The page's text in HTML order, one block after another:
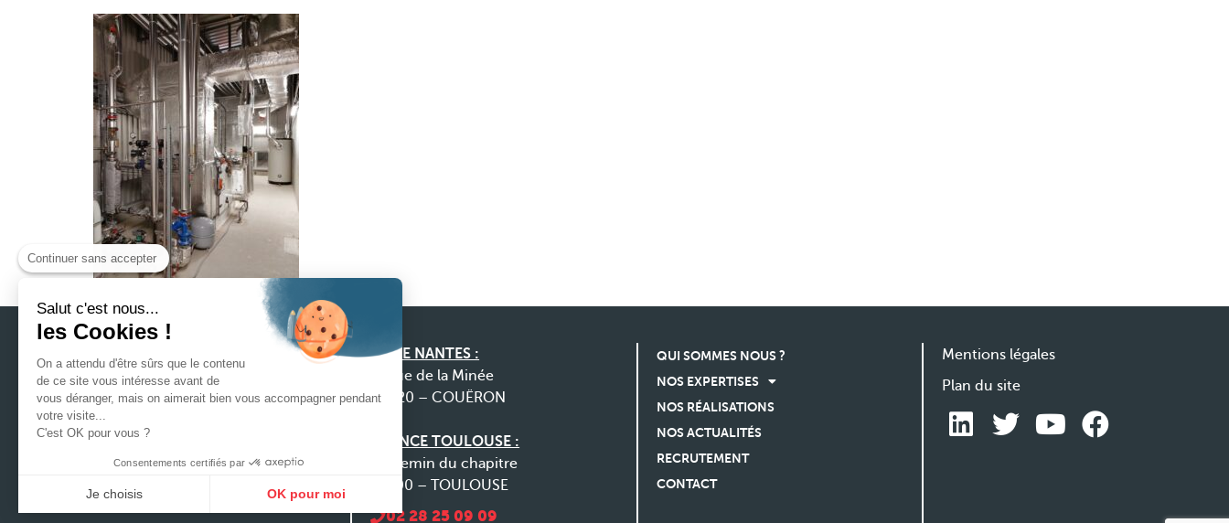
Notre préoccupation première est la
satisfaction de nos clients afin que nous
puissions construire une relation durable, ce
SIEGE NANTES :
31 rue de la Minée
44220 – COUËRON
AGENCE TOULOUSE :
9 chemin du chapitre
31000 – TOULOUSE
02 28 25 09 09
QUI SOMMES NOUS ?
NOS EXPERTISES
NOS RÉALISATIONS
NOS ACTUALITÉS
RECRUTEMENT
CONTACT
Mentions légales
Plan du site
Continuer sans accepter
Salut c'est nous...
les Cookies !
On a attendu d'être sûrs que le contenu
de ce site vous intéresse avant de
vous déranger, mais on aimerait bien vous accompagner pendant
votre visite...
C'est OK pour vous ?
Consentements certifiés par
Je choisis OK pour moi